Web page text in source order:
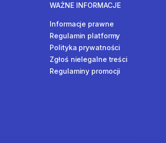
WAŻNE INFORMACJE
Informacje prawne
Regulamin platformy
Polityka prywatności
Zgłoś nielegalne treści
Regulaminy promocji